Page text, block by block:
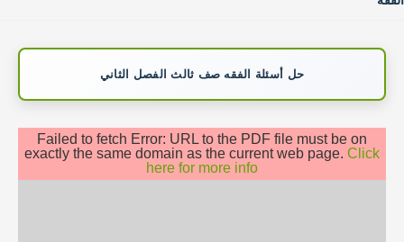
حل أسئلة الفقه صف ثالث الفصل الثاني
Failed to fetch Error: URL to the PDF file must be on
exactly the same domain as the current web page. Click
here for more info